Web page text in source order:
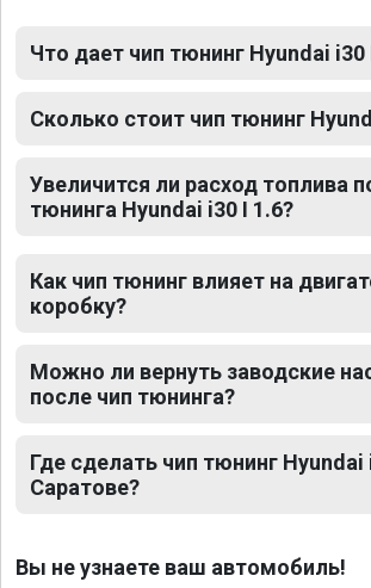
Что дает чип тюнинг Hyundai i30
Сколько стоит чип тюнинг
Увеличится ли расход топлива
тюнинга Hyundai i30 I 1.6?
Как чип тюнинг влияет на
коробку?
Можно ли вернуть заводские
после чип тюнинга?
Где сделать чип тюнинг Hyundai
Саратове?
Вы не узнаете ваш автомобиль!